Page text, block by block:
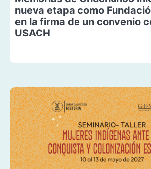
nueva etapa como
en la firma de un convenio
USACH